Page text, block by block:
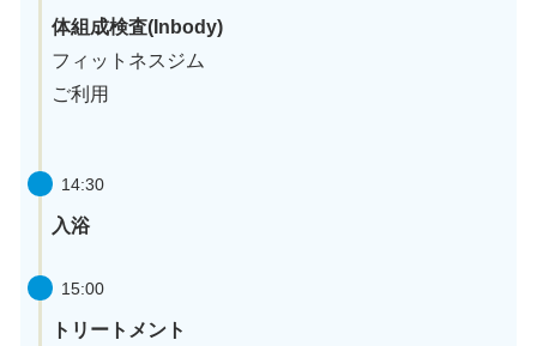
体組成検査(Inbody)
フィットネスジム
ご利用
14:30
入浴
15:00
トリートメント